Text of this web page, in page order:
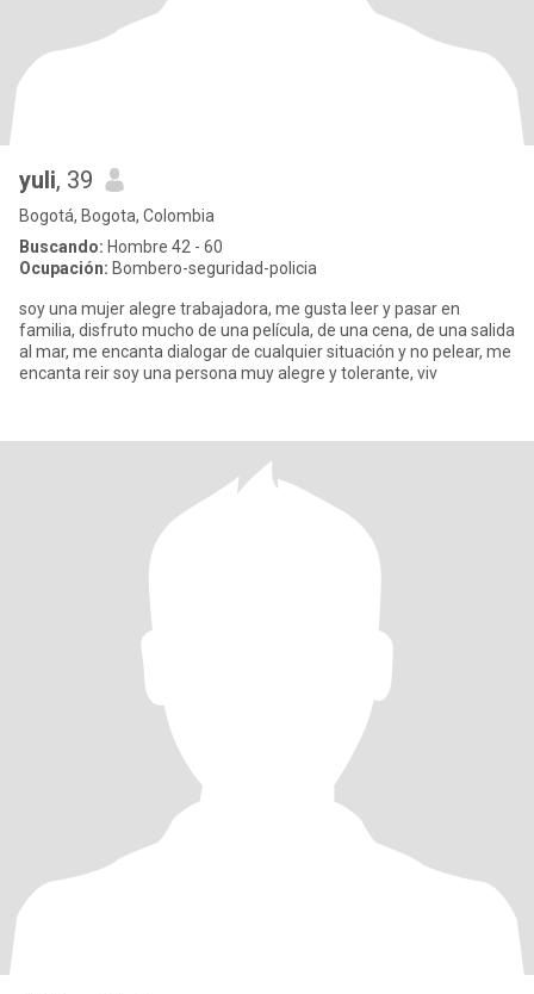
yuli, 39
Bogotá, Bogota, Colombia
Buscando: Hombre 42 - 60
Ocupación: Bombero-seguridad-policia
soy una mujer alegre trabajadora, me gusta leer y pasar en
familia, disfruto mucho de una película, de una cena, de una salida
al mar, me encanta dialogar de cualquier situación y no pelear, me
encanta reir soy una persona muy alegre y tolerante, viv